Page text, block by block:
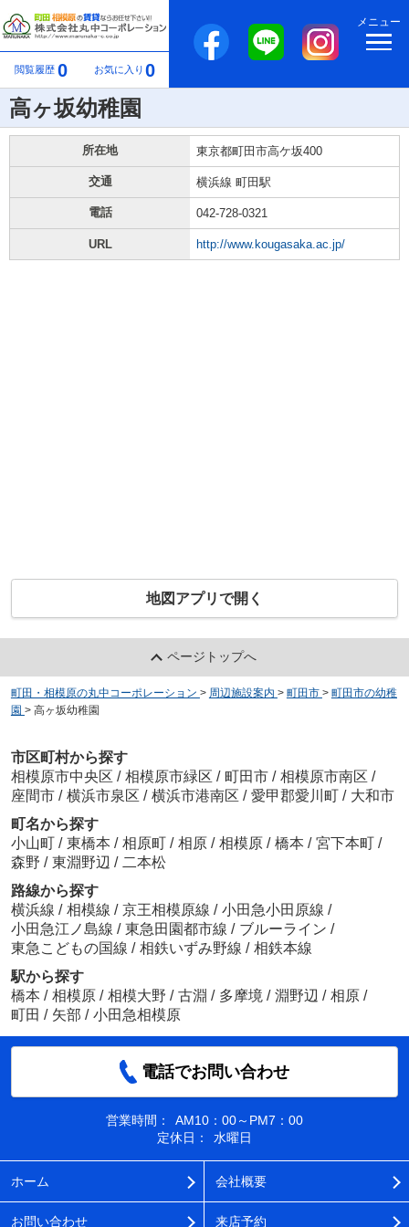
閲覧履歴 0 お気に入り 0
メニュー
高ヶ坂幼稚園
所在地 東京都町田市高ケ坂400
交通 横浜線 町田駅
電話 042-728-0321
URL http://www.kougasaka.ac.jp/
地図アプリで開く
ページトップへ
町田・相模原の丸中コーポレーション > 周辺施設案内 > 町田市 > 町田市の幼稚
園 > 高ヶ坂幼稚園
市区町村から探す
相模原市中央区 / 相模原市緑区 / 町田市 / 相模原市南区 /
座間市 / 横浜市泉区 / 横浜市港南区 / 愛甲郡愛川町 / 大和市
町名から探す
小山町 / 東橋本 / 相原町 / 相原 / 相模原 / 橋本 / 宮下本町 /
森野 / 東淵野辺 / 二本松
路線から探す
横浜線 / 相模線 / 京王相模原線 / 小田急小田原線 /
小田急江ノ島線 / 東急田園都市線 / ブルーライン /
東急こどもの国線 / 相鉄いずみ野線 / 相鉄本線
駅から探す
橋本 / 相模原 / 相模大野 / 古淵 / 多摩境 / 淵野辺 / 相原 /
町田 / 矢部 / 小田急相模原
電話でお問い合わせ
営業時間：
AM10：00～PM7：00
定休日：
水曜日
ホーム 会社概要
お問い合わせ 来店予約